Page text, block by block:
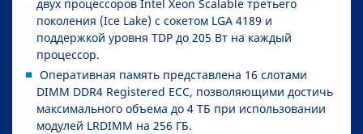
двух процессоров Intel Xeon Scalable третьего
поколения (Ice Lake) с сокетом LGA 4189 и
поддержкой уровня TDP до 205 Вт на каждый
процессор.
Оперативная память представлена 16 слотами
DIMM DDR4 Registered ECC, позволяющими достичь
максимального объема до 4 ТБ при использовании
модулей LRDIMM на 256 ГБ.